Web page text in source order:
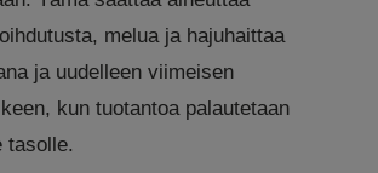
melua ja hajuhaittaa
ja uudelleen viimeisen
kun tuotantoa palautetaan
tasolle.